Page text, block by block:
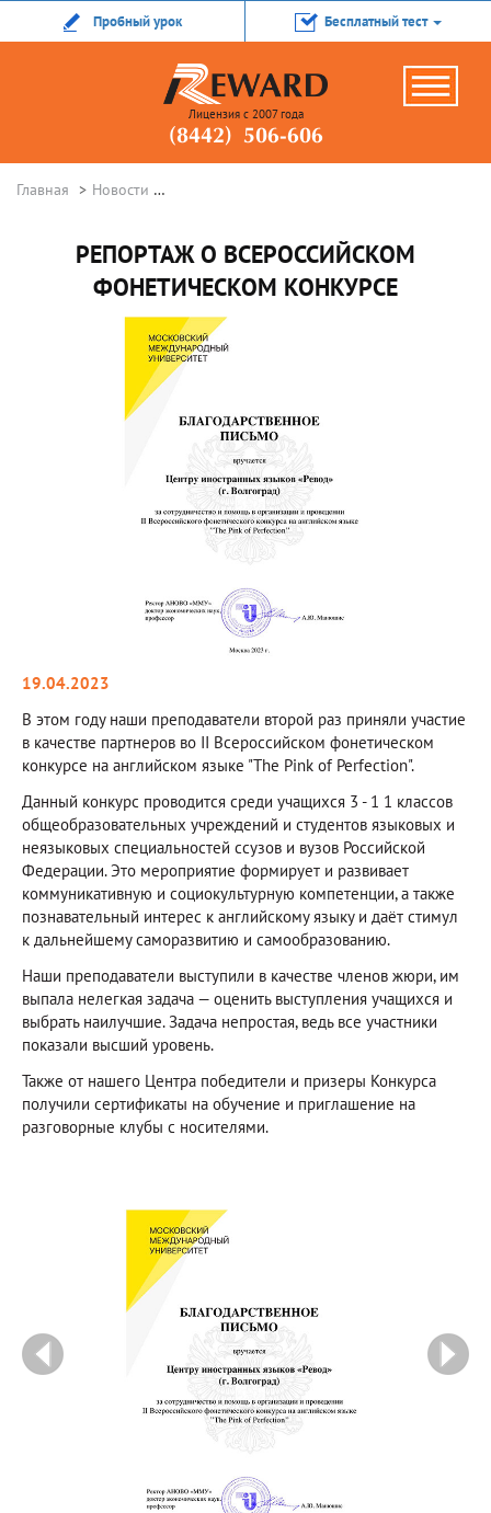
Пробный урок Бесплатный тест
Лицензия с 2007 года
(8442) 506-606
Главная Новости
РЕПОРТАЖ О ВСЕРОССИЙСКОМ
ФОНЕТИЧЕСКОМ КОНКУРСЕ
19.04.2023
В этом году наши преподаватели второй раз приняли участие
в качестве партнеров во II Всероссийском фонетическом
конкурсе на английском языке "The Pink of Perfection".
Данный конкурс проводится среди учащихся 3 - 1 1 классов
общеобразовательных учреждений и студентов языковых и
неязыковых специальностей ссузов и вузов Российской
Федерации. Это мероприятие формирует и развивает
коммуникативную и социокультурную компетенции, а также
познавательный интерес к английскому языку и даёт стимул
к дальнейшему саморазвитию и самообразованию.
Наши преподаватели выступили в качестве членов жюри, им
выпала нелегкая задача — оценить выступления учащихся и
выбрать наилучшие. Задача непростая, ведь все участники
показали высший уровень.
Также от нашего Центра победители и призеры Конкурса
получили сертификаты на обучение и приглашение на
разговорные клубы с носителями.